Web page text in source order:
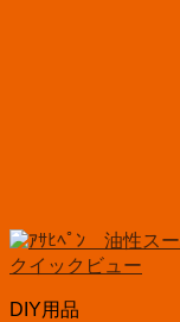
クイックビュー
DIY用品